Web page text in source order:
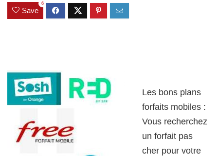
Save
6
Les bons plans
forfaits mobiles :
Vous recherchez
un forfait pas
cher pour votre